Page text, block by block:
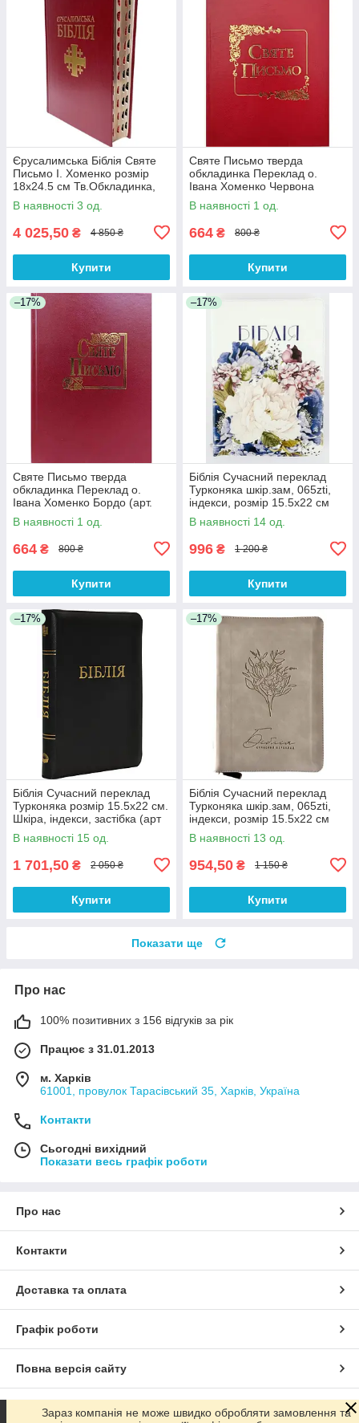
Єрусалимська Біблія Святе
Письмо І. Хоменко розмір
18х24.5 см Тв.Обкладинка,
Індекси
В наявності 3 од.
4 025,50 ₴ 4 850 ₴
Купити
Святе Письмо тверда
обкладинка Переклад о.
Івана Хоменко Червона
розмір 15х20.5 см (арт.
1063.Ч)
В наявності 1 од.
664 ₴ 800 ₴
Купити
–17%
Святе Письмо тверда
обкладинка Переклад о.
Івана Хоменко Бордо (арт.
1063.б) розмір 15х20.5 см
В наявності 1 од.
664 ₴ 800 ₴
Купити
–17%
Біблія Сучасний переклад
Турконяка шкір.зам, 065zti,
індекси, розмір 15.5х22 см
(арт 1056658) Квіти
В наявності 14 од.
996 ₴ 1 200 ₴
Купити
–17%
Біблія Сучасний переклад
Турконяка розмір 15.5х22 см.
Шкіра, індекси, застібка (арт
1056901) Чорна
В наявності 15 од.
1 701,50 ₴ 2 050 ₴
Купити
–17%
Біблія Сучасний переклад
Турконяка шкір.зам, 065zti,
індекси, розмір 15.5х22 см
(арт 1056616)
В наявності 13 од.
954,50 ₴ 1 150 ₴
Купити
Показати ще
Про нас
100% позитивних з 156 відгуків за рік
Працює з 31.01.2013
м. Харків
61001, провулок Тарасівський 35, Харків, Україна
Контакти
Сьогодні вихідний
Показати весь графік роботи
Про нас
Контакти
Доставка та оплата
Графік роботи
Повна версія сайту
Сайт створено на маркетплейсі Prom.ua
Зараз компанія не може швидко обробляти замовлення та